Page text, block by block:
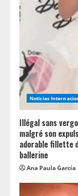
Noticias
Illégal sans
malgré son
adorable fillette
ballerine
Ana Paula García